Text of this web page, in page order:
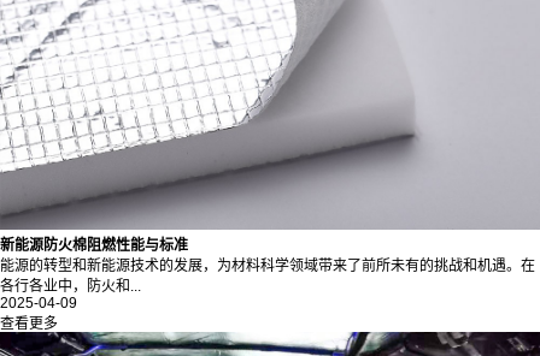
新能源防火棉阻燃性能与标准
能源的转型和新能源技术的发展，为材料科学领域带来了前所未有的挑战和机遇。在
各行各业中，防火和...
2025-04-09
查看更多